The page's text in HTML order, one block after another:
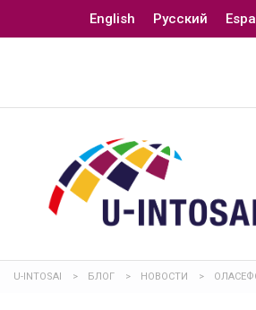
English Русский
U-INTOSAI > БЛОГ > НОВОСТИ >